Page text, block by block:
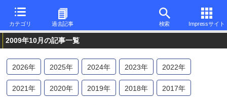
カテゴリ 過去記事 検索 Impressサイト
2009年10月の記事一覧
2026年 2025年 2024年 2023年 2022年
2021年 2020年 2019年 2018年 2017年